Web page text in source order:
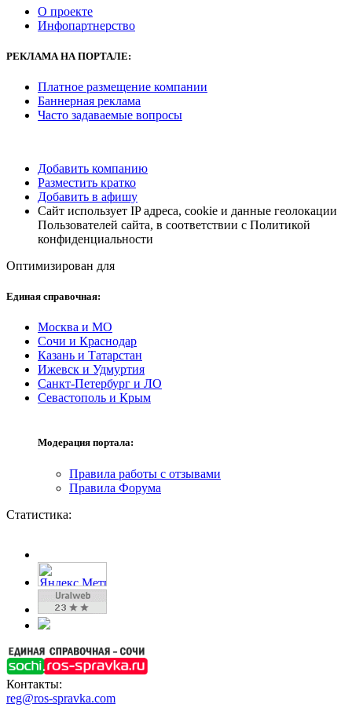
О проекте
Инфопартнерство
РЕКЛАМА НА ПОРТАЛЕ:
Платное размещение компании
Баннерная реклама
Часто задаваемые вопросы
Добавить компанию
Разместить кратко
Добавить в афишу
Сайт использует IP адреса, cookie и данные геолокации
Пользователей сайта, в соответствии с Политикой
конфиденциальности
Оптимизирован для
Единая справочная:
Москва и МО
Сочи и Краснодар
Казань и Татарстан
Ижевск и Удмуртия
Санкт-Петербург и ЛО
Севастополь и Крым
Модерация портала:
Правила работы с отзывами
Правила Форума
Статистика:
Контакты:
reg@ros-spravka.com